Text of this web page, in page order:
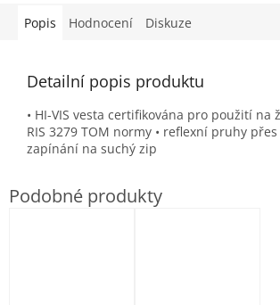
Popis Hodnocení Diskuze
Detailní popis produktu
• HI-VIS vesta certifikována pro použití na
RIS 3279 TOM normy • reflexní pruhy
zapínání na suchý zip